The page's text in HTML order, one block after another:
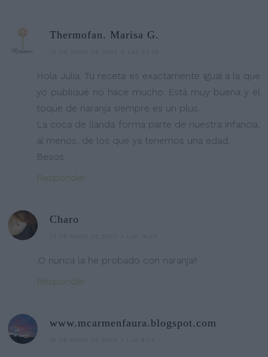
Thermofan. Marisa G.
Hola Julia. Tu receta es exactamente igual a la que
yo publiqué no hace mucho. Está muy buena y el
toque de naranja siempre es un plus.
La coca de llanda forma parte de nuestra infancia,
al menos, de los que ya tenemos una edad.
Besos
Responder
Charo
:O nunca la he probado con naranja!!
Responder
www.mcarmenfaura.blogspot.com